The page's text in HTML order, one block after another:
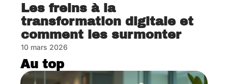
Les freins à la
transformation digitale et
comment les surmonter
10 mars 2026
Au top